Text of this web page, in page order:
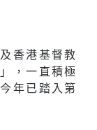
香港基督教
，一直積極
年已踏入第